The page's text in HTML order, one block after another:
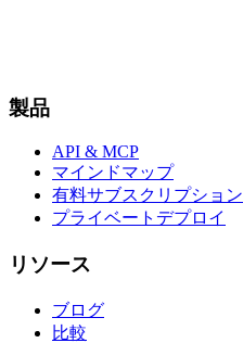
製品
API & MCP
マインドマップ
有料サブスクリプション
プライベートデプロイ
リソース
ブログ
比較